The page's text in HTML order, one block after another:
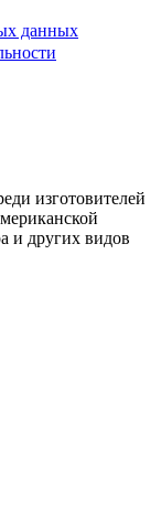
данных
изготовителей
и других видов